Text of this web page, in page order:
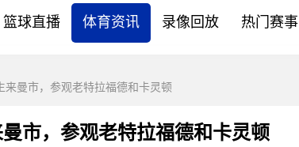
篮球直播 体育资讯 录像回放 热门赛事
来曼市，参观老特拉福德和卡灵顿
市，参观老特拉福德和卡灵顿